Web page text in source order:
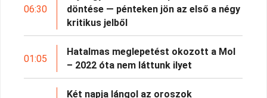
06:30
döntése — pénteken jön az első a négy
kritikus jelből
01:05
Hatalmas meglepetést okozott a Mol
– 2022 óta nem láttunk ilyet
Két napja lángol az oroszok